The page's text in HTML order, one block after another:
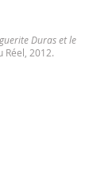
Duras et le
Réel, 2012.